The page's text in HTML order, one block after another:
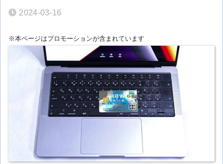
2024-03-16
※本ページはプロモーションが含まれています